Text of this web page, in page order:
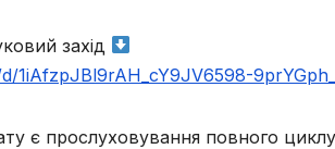
захід
1iAfzpJBl9rAH_cY9JV6598-
є прослуховування повного циклу